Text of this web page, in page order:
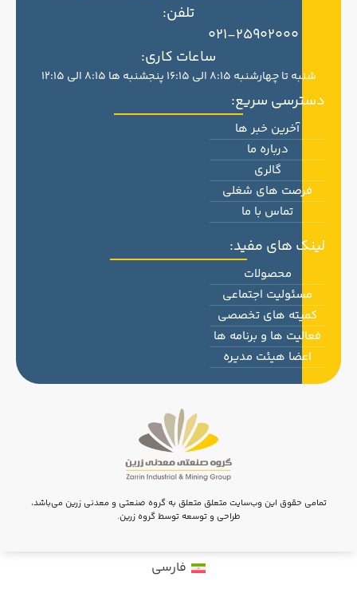
تلفن:
021-25902000
ساعات کاری:
شنبه تا چهارشنبه 8:15 الی 16:15 پنجشنبه ها 8:15 الی 12:15
دسترسی سریع:
آخرین خبر ها
درباره ما
گالری
فرصت های شغلی
تماس با ما
لینک های مفید:
محصولات
مسئولیت اجتماعی
کمیته های تخصصی
فعالیت ها و برنامه ها
اعضا هیئت مدیره
تمامی حقوق این وب‌سایت متعلق متعلق به گروه صنعتی و معدنی زرین می‌باشد،
طراحی و توسعه توسط گروه زرین.
فارسی